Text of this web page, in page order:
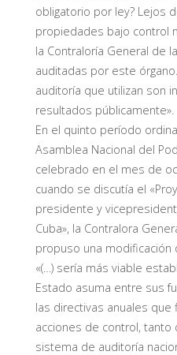
obligatorio por ley? Lejos
propiedades bajo control
la Contraloría General de
auditadas por este
auditoría que utilizan son
resultados públicamente».
En el quinto período
Asamblea Nacional del
celebrado en el mes de
cuando se discutía el
presidente y
Cuba», la Contralora
propuso una modificación
«(…) sería más viable
Estado asuma entre sus
las directivas anuales
acciones de control, tanto
sistema de auditoría